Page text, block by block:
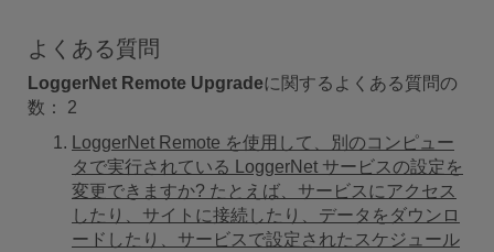
よくある質問
LoggerNet Remote Upgradeに関するよくある質問の
数： 2
LoggerNet Remote を使用して、別のコンピュー
タで実行されている LoggerNet サービスの設定を
変更できますか? たとえば、サービスにアクセス
したり、サイトに接続したり、データをダウンロ
ードしたり、サービスで設定されたスケジュール